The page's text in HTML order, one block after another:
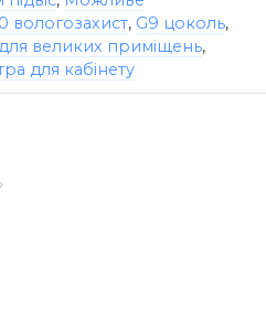
вологозахист, G9 цоколь,
великих приміщень,
для кабінету